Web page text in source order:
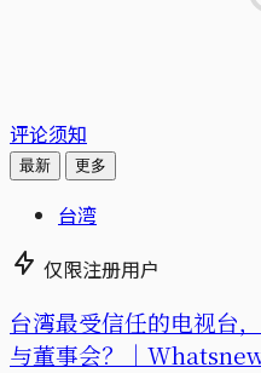
评论须知
最新 更多
台湾
仅限注册用户
台湾最受信任的电视台
与董事会？｜